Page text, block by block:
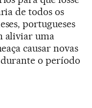
de todos os
portugueses
aliviar uma
causar novas
o período